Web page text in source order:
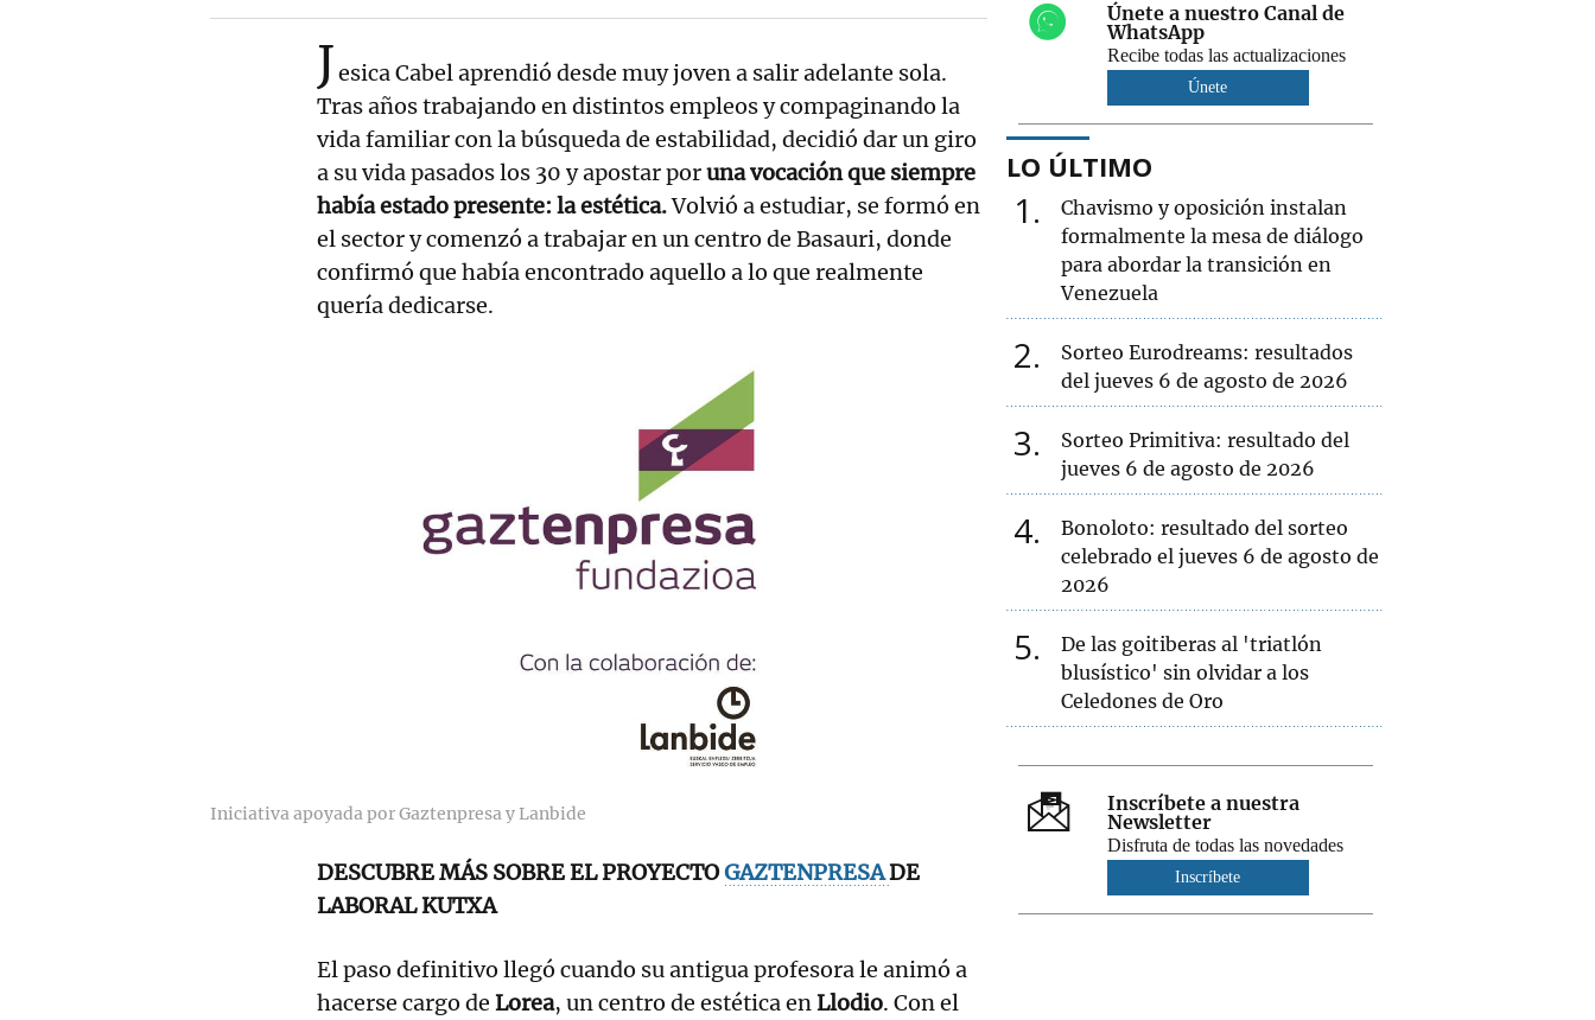
Jesica Cabel aprendió desde muy joven a salir adelante sola.
Tras años trabajando en distintos empleos y compaginando la
vida familiar con la búsqueda de estabilidad, decidió dar un giro
a su vida pasados los 30 y apostar poruna vocación que siempre
había estado presente: la estética.Volvió a estudiar, se formó en
el sector y comenzó a trabajar en un centro de Basauri, donde
confirmó que había encontrado aquello a lo que realmente
quería dedicarse.
Iniciativa apoyada por Gaztenpresa y Lanbide
DESCUBRE MÁS SOBRE EL PROYECTOGAZTENPRESADE
LABORAL KUTXA
El paso definitivo llegó cuando su antigua profesora le animó a
hacerse cargo de Lorea, un centro de estética enLlodio. Con el
Únete a nuestro Canal de
WhatsApp
Recibe todas las actualizaciones
Únete
LO ÚLTIMO
1
Chavismo y oposición instalan
formalmente la mesa de diálogo
para abordar la transición en
Venezuela
2
Sorteo Eurodreams: resultados
del jueves 6 de agosto de 2026
3
Sorteo Primitiva: resultado del
jueves 6 de agosto de 2026
4
Bonoloto: resultado del sorteo
celebrado el jueves 6 de agosto de
2026
5
De las goitiberas al 'triatlón
blusístico' sin olvidar a los
Celedones de Oro
Inscríbete a nuestra
Newsletter
Disfruta de todas las novedades
Inscríbete